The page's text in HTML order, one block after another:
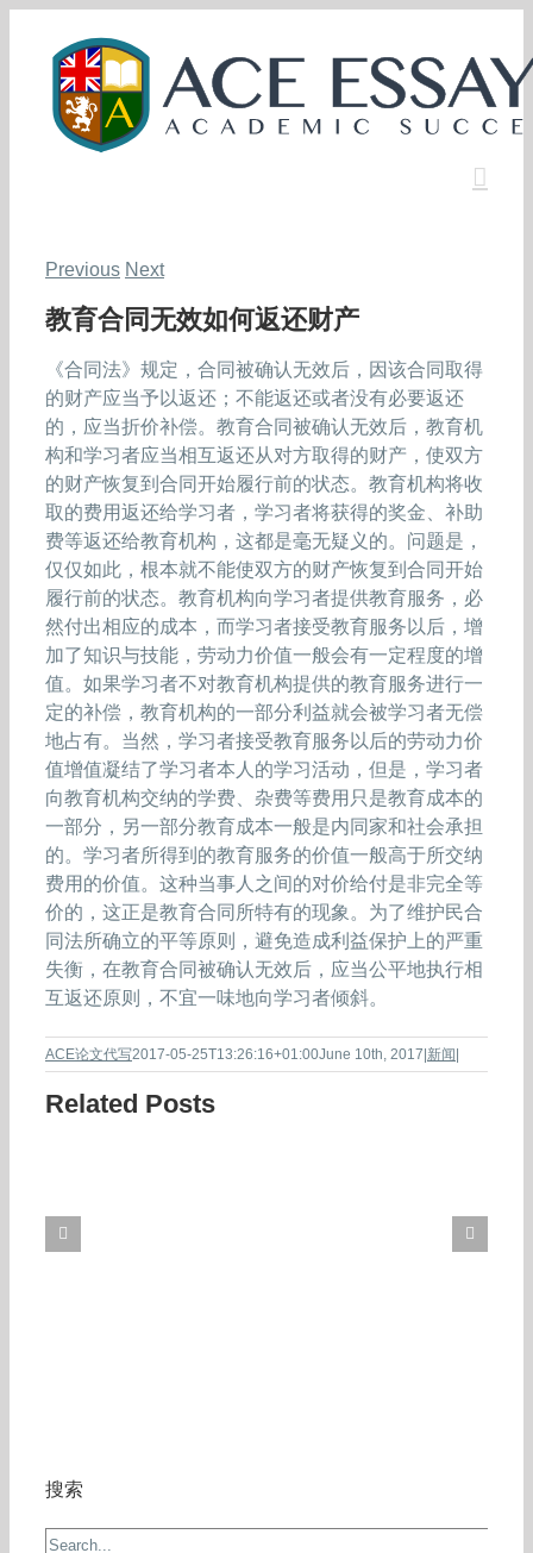
content
Previous Next
教育合同无效如何返还财产
《合同法》规定，合同被确认无效后，因该合同取得
的财产应当予以返还；不能返还或者没有必要返还
的，应当折价补偿。教育合同被确认无效后，教育机
构和学习者应当相互返还从对方取得的财产，使双方
的财产恢复到合同开始履行前的状态。教育机构将收
取的费用返还给学习者，学习者将获得的奖金、补助
费等返还给教育机构，这都是毫无疑义的。问题是，
仅仅如此，根本就不能使双方的财产恢复到合同开始
履行前的状态。教育机构向学习者提供教育服务，必
然付出相应的成本，而学习者接受教育服务以后，增
加了知识与技能，劳动力价值一般会有一定程度的增
值。如果学习者不对教育机构提供的教育服务进行一
定的补偿，教育机构的一部分利益就会被学习者无偿
地占有。当然，学习者接受教育服务以后的劳动力价
值增值凝结了学习者本人的学习活动，但是，学习者
向教育机构交纳的学费、杂费等费用只是教育成本的
一部分，另一部分教育成本一般是内同家和社会承担
的。学习者所得到的教育服务的价值一般高于所交纳
费用的价值。这种当事人之间的对价给付是非完全等
价的，这正是教育合同所特有的现象。为了维护民合
同法所确立的平等原则，避免造成利益保护上的严重
失衡，在教育合同被确认无效后，应当公平地执行相
互返还原则，不宜一味地向学习者倾斜。
ACE论文代写2017-05-25T13:26:16+01:00June 10th, 2017|新闻|
Related Posts
搜索
Search